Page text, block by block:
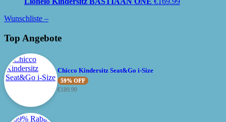
Wunschliste –
Top Angebote
Chicco Kindersitz Seat&Go i-Size
59% OFF
€189.99